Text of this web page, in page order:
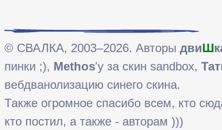
© СВАЛКА, 2003–2026. Авторы двиШ
пинки ;), Methos'у за скин sandbox,
вебдванолизацию синего скина.
Также огромное спасибо всем, кто
кто постил, а также - авторам )))